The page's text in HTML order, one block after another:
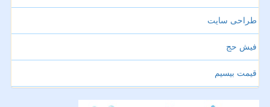
طراحی سایت
فیش حج
قیمت بیسیم